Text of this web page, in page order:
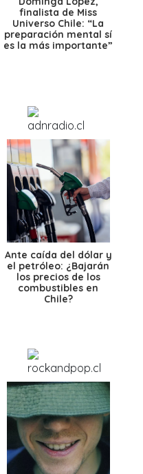
finalista de Miss
Universo Chile: “La
preparación mental sí
es la más importante”
Ante caída del dólar y
el petróleo: ¿Bajarán
los precios de los
combustibles en
Chile?